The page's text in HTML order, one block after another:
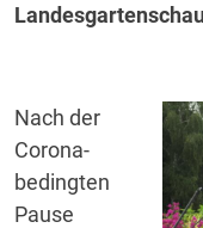
Nach der
Corona-
bedingten
Pause